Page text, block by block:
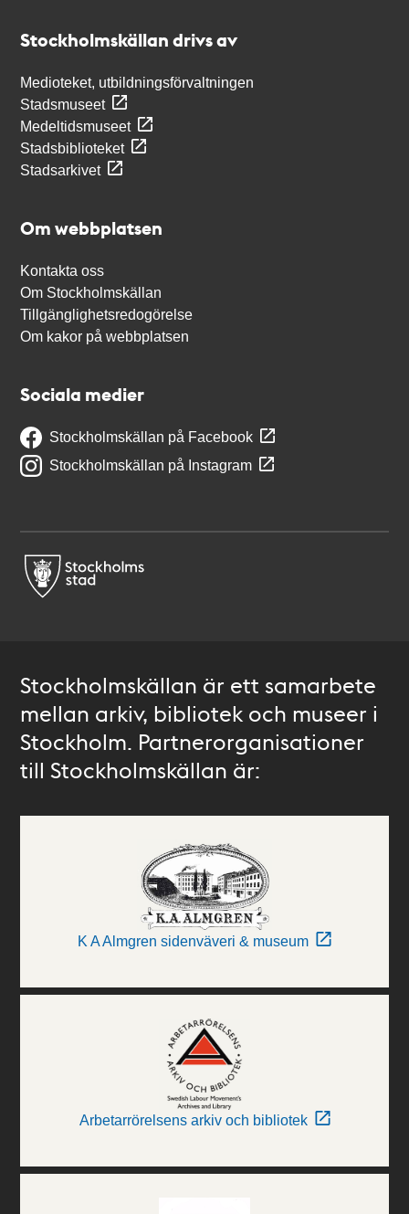
Stockholmskällan drivs av
Medioteket, utbildningsförvaltningen
Stadsmuseet
Medeltidsmuseet
Stadsbiblioteket
Stadsarkivet
Om webbplatsen
Kontakta oss
Om Stockholmskällan
Tillgänglighetsredogörelse
Om kakor på webbplatsen
Sociala medier
Stockholmskällan på Facebook
Stockholmskällan på Instagram
Stockholmskällan är ett samarbete
mellan arkiv, bibliotek och museer i
Stockholm. Partnerorganisationer
till Stockholmskällan är:
K A Almgren sidenväveri & museum
Arbetarrörelsens arkiv och bibliotek